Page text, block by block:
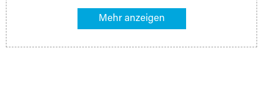
gehören z. B. Verpackungsservice, Lieferung von
Ihr Lagergut wird bei Ihrem Extraraum Partner